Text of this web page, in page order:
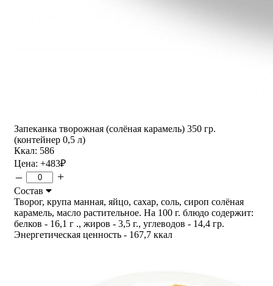
Запеканка творожная (солёная карамель) 350 гр.
(контейнер 0,5 л)
Ккал: 586
Цена: +483₽
– +
Состав
Творог, крупа манная, яйцо, сахар, соль, сироп солёная
карамель, масло растительное. На 100 г. блюдо содержит:
белков - 16,1 г ., жиров - 3,5 г., углеводов - 14,4 гр.
Энергетическая ценность - 167,7 ккал